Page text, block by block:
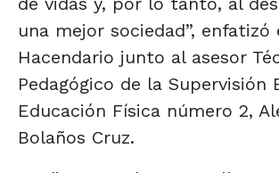
una mejor sociedad”, enfatizó
Hacendario junto al asesor
Pedagógico de la Supervisión
Educación Física número 2,
Bolaños Cruz.